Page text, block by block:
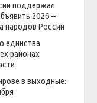
поддержал
2026 –
народов России
единства
районах
в выходные: